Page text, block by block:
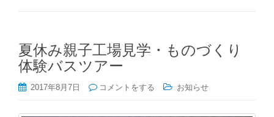
夏休み親子工場見学・ものづくり
体験バスツアー
2017年8月7日 コメントをする お知らせ